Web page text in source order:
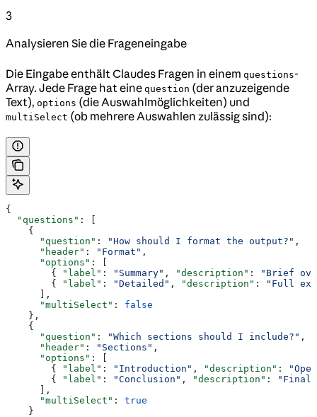
3
Analysieren Sie die Frageneingabe
Die Eingabe enthält Claudes Fragen in einem questions-
Array. Jede Frage hat eine question (der anzuzeigende
Text), options (die Auswahlmöglichkeiten) und
multiSelect (ob mehrere Auswahlen zulässig sind):
{
  "questions"
: [
    {
      "question"
: "How should I format the output?" ,
      "header"
: "Format" ,
      "options"
: [
        {
"label" : "Summary" , "description" :
"Brief
        {
"label" : "Detailed" , "description" :
"Full
      ],
      "multiSelect"
: false
    },
    {
      "question"
: "Which sections should I include?" ,
      "header"
: "Sections" ,
      "options"
: [
        {
"label" : "Introduction" , "description" :
        {
"label" : "Conclusion" , "description" :
"Final
      ],
      "multiSelect"
: true
    }